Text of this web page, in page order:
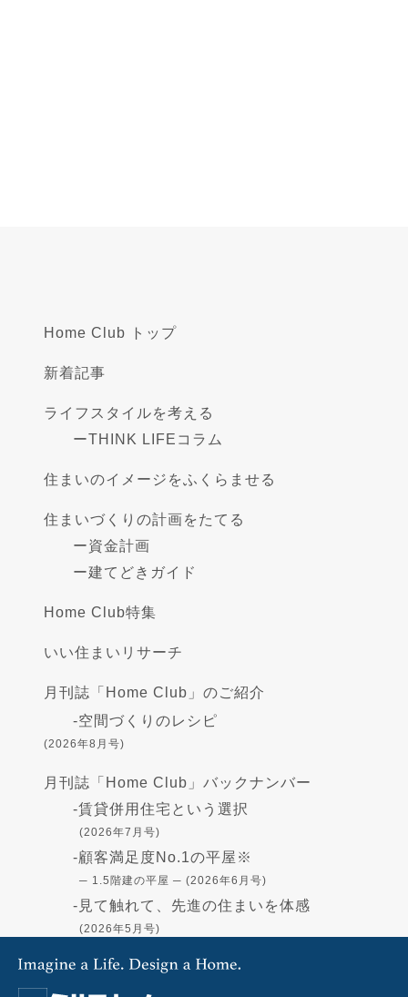
Home Club トップ
新着記事
ライフスタイルを考える
ーTHINK LIFEコラム
住まいのイメージをふくらませる
住まいづくりの計画をたてる
ー資金計画
ー建てどきガイド
Home Club特集
いい住まいリサーチ
月刊誌「Home Club」のご紹介
-空間づくりのレシピ
(2026年8月号)
月刊誌「Home Club」バックナンバー
-賃貸併用住宅という選択
(2026年7月号)
-顧客満足度No.1の平屋※
─ 1.5階建の平屋 ─ (2026年6月号)
- 見て触れて、先進の住まいを体感
(2026年5月号)
(2026年4月号)